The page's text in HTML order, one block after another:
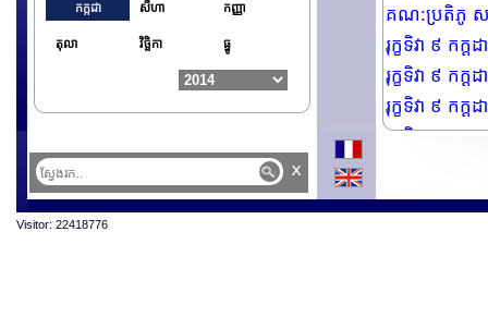
េនាបតីតេជោ ហ៊ុន សែន នាយករដ្ឋមន្ត្រីនែព្រះរាជាណាចក្រក
ម្ពុជា​និង សម្តេច​កិក្តិព្រឹទ្ធបណ្ឌិត ​ប៊ុន រ៉ានី​ហ៊ុន​ សែន សម្តេចក្រុម
ព្រះ នរោត្តម រណឬទ្ធី ប្រធានក្រុមឧត្តមប្រឹក្សាផ្ទាល់ព្រះមហាក្សត្
រ សម្តេចរាជបុត្រីព្រះរៀម នរោត្តម បុប្ជាទេរី ឧត្តមប្រឹក្សាផ្ទាល់ព្រ
ម អរុណរស្មី​ ឧត្តមប្រឹក្សាផ្ទាល់ព្រះមហាក្សត្រ​សម្តេច ស៊ីសុវត្ថិ ជីវ័
នមុនីរក្ស ឧត្តមប្រឹក្សាផ្ទាល់ព្រះមហាក្សត្រនិងអ្នកម្នាង ​ សម្តេច ស៊ី
ហ្វាវាំង គង់ សំអុល ឧបនាយករដ្ឋមន្រី និងជារដ្ឋមន្រ្តី ក្រសួងព្រះ
កក្កដា សីហា កញ្ញា
តុលា វិច្ឆិកា ធ្នូ
គណ:ប្រតិភូ សង្
រុក្ខទិវា ៩ កក្
រុក្ខទិវា ៩ កក្
រុក្ខទិវា ៩ កក្
រុក្ខទិវា ៩ កក្
ឯកអគ្គរដ្ឋទូតប
x
Visitor: 22418776